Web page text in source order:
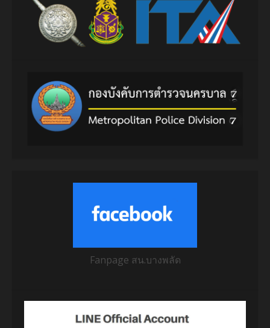
Fanpage สน.บางพลัด